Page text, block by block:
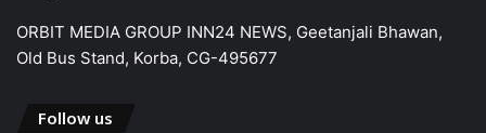
ORBIT MEDIA GROUP INN24 NEWS, Geetanjali Bhawan,
Old Bus Stand, Korba, CG-495677
Follow us